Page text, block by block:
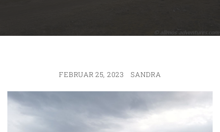
FEBRUAR 25, 2023 SANDRA